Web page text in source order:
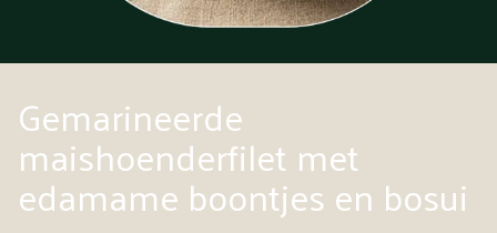
Gemarineerde
maishoenderfilet met
edamame boontjes en bosui